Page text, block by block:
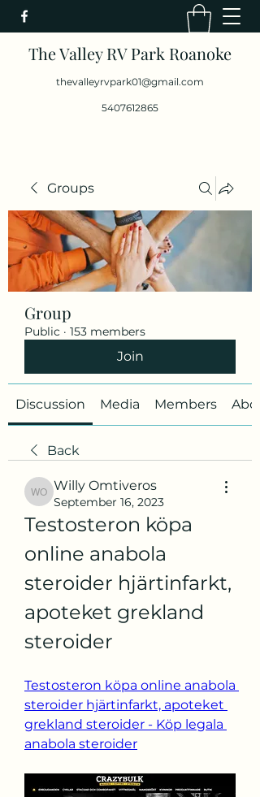
The Valley RV Park Roanoke
thevalleyrvpark01@gmail.com
5407612865
Groups
Group
Public · 153 members
Join
Discussion Media Members
Back
Willy Omtiveros
Willy Omtiveros
September 16, 2023
Testosteron köpa
online anabola
steroider hjärtinfarkt,
apoteket grekland
steroider
Testosteron köpa online anabola
steroider hjärtinfarkt, apoteket
grekland steroider - Köp legala
anabola steroider